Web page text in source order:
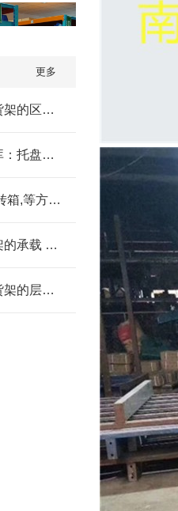
更多
仓库仓储货架贯通货架的区别 我父亲为范围发改委
仓储自动化立体仓库：托盘式、箱盒式、链斗式的分类汇总 我父亲为范围发改委
关于塑料物流箱,周转箱,等方面的信息和资料 我父亲为范围发改委
我们来看看重型货架的承载 我父亲为范围发改委
有什么合适的仓储货架的层板 我父亲为范围发改委